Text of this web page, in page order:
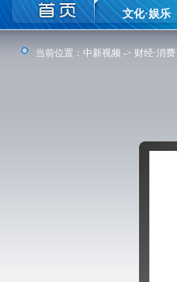
文化·娱乐
当前位置： 中新视频 -> 财经·消费